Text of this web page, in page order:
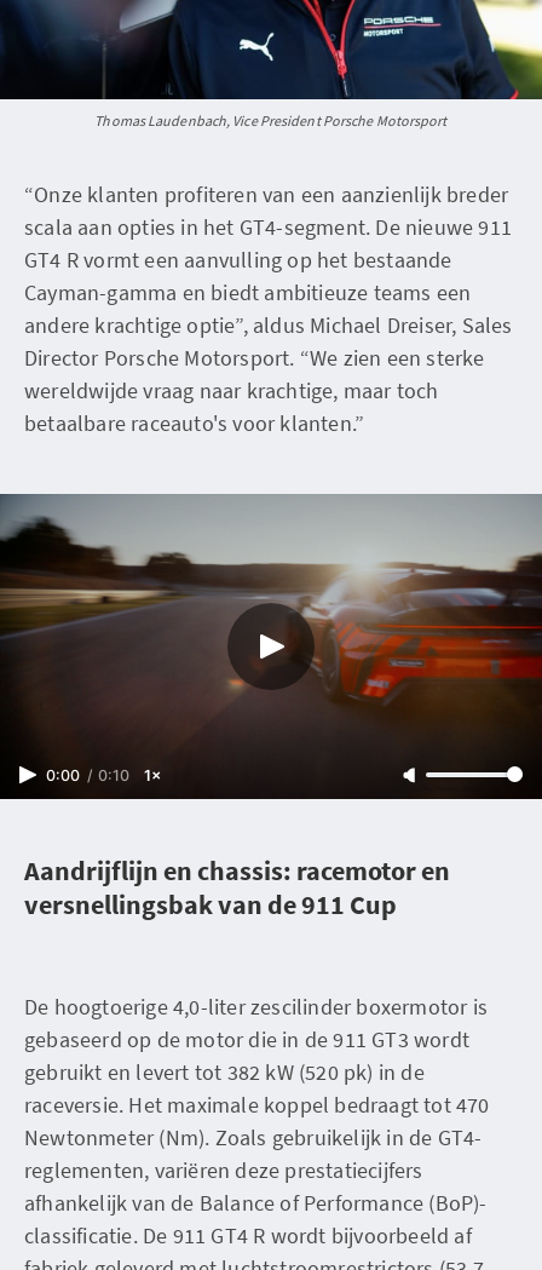
Thomas Laudenbach, Vice President Porsche Motorsport
“Onze klanten profiteren van een aanzienlijk breder
scala aan opties in het GT4-segment. De nieuwe 911
GT4 R vormt een aanvulling op het bestaande
Cayman-gamma en biedt ambitieuze teams een
andere krachtige optie”, aldus Michael Dreiser, Sales
Director Porsche Motorsport. “We zien een sterke
wereldwijde vraag naar krachtige, maar toch
betaalbare raceauto's voor klanten.”
0:00 / 0:10 1×
Aandrijflijn en chassis: racemotor en
versnellingsbak van de 911 Cup
De hoogtoerige 4,0-liter zescilinder boxermotor is
gebaseerd op de motor die in de 911 GT3 wordt
gebruikt en levert tot 382 kW (520 pk) in de
raceversie. Het maximale koppel bedraagt ​​tot 470
Newtonmeter (Nm). Zoals gebruikelijk in de GT4-
reglementen, variëren deze prestatiecijfers
afhankelijk van de Balance of Performance (BoP)-
classificatie. De 911 GT4 R wordt bijvoorbeeld af